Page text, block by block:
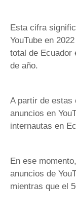
Esta cifra
YouTube en
total de Ecuador
de año.
A partir de estas
anuncios en
internautas en
En ese
anuncios de
mientras que el